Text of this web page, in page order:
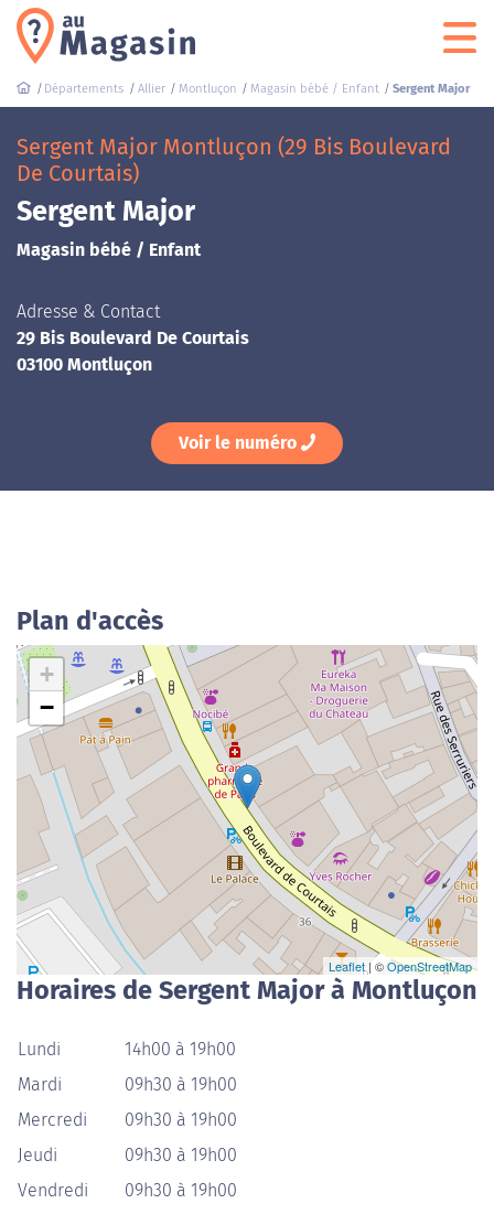
Départements Allier Montluçon Magasin bébé / Enfant Sergent Major
Sergent Major Montluçon (29 Bis Boulevard
De Courtais)
Sergent Major
Magasin bébé / Enfant
Adresse & Contact
29 Bis Boulevard De Courtais
03100 Montluçon
Voir le numéro
Plan d'accès
+
−
Leaflet | ©OpenStreetMap
Horaires de Sergent Major à Montluçon
Lundi
14h00 à 19h00
Mardi
09h30 à 19h00
Mercredi
09h30 à 19h00
Jeudi
09h30 à 19h00
Vendredi
09h30 à 19h00